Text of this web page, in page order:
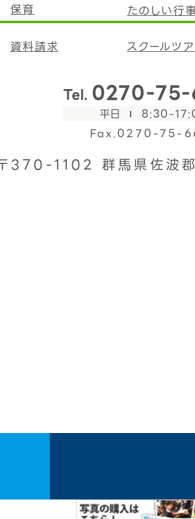
保育
たのしい行
資料請求 スクールツ
Tel. 0270-
平日
8:30-
Fax.0270-75-
370-1102 群馬県佐波